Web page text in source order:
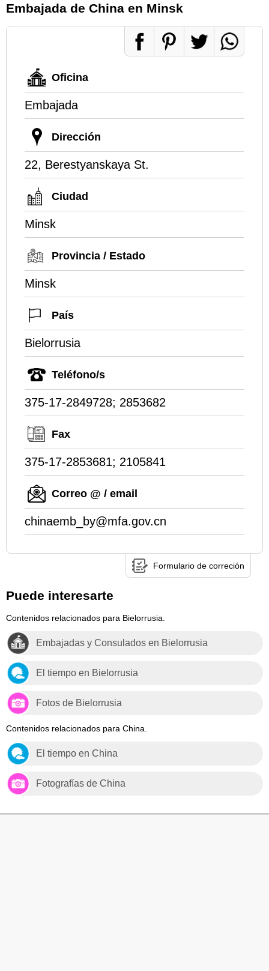
Embajada de China en Minsk
Oficina
Embajada
Dirección
22, Berestyanskaya St.
Ciudad
Minsk
Provincia / Estado
Minsk
País
Bielorrusia
Teléfono/s
375-17-2849728; 2853682
Fax
375-17-2853681; 2105841
Correo @ / email
chinaemb_by@mfa.gov.cn
Formulario de correción
Puede interesarte
Contenidos relacionados para Bielorrusia.
Embajadas y Consulados en Bielorrusia
El tiempo en Bielorrusia
Fotos de Bielorrusia
Contenidos relacionados para China.
El tiempo en China
Fotografías de China